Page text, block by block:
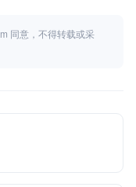
同意，不得转载或采